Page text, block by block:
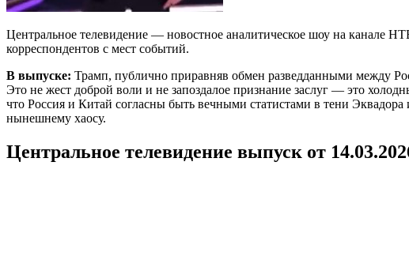
Центральное телевидение — новостное аналитическое шоу на канале
корреспондентов с мест событий.
В выпуске: Трамп, публично приравняв обмен разведданными между
Это не жест доброй воли и не запоздалое признание заслуг — это
что Россия и Китай согласны быть вечными статистами в тени
нынешнему хаосу.
Центральное телевидение выпуск от